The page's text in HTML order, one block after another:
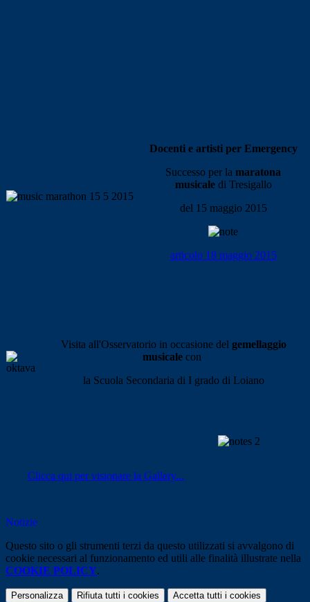
Docenti e artisti per Emergency
Successo per la maratona
musicaledi Tresigallo
del 15 maggio 2015
articolo 18 maggio 2015
Visita all'Osservatorio in occasione del gemellaggio
musicale con
la Scuola Secondaria di I grado di Loiano
Clicca qui per visionare la Gallery...
Notizie
Questo sito o gli strumenti terzi da questo utilizzati si avvalgono di
cookie necessari al funzionamento ed utili alle finalità illustrate nella
COOKIE POLICY.
Personalizza Rifiuta tutti i cookies Accetta tutti i cookies